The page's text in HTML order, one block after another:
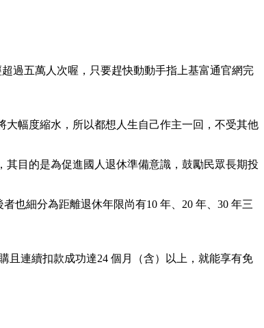
過五萬人次喔，只要趕快動動手指上基富通官網完
幅度縮水，所以都想人生自己作主一回，不受其他
其目的是為促進國人退休準備意識，鼓勵民眾長期投
也細分為距離退休年限尚有10 年、20 年、30 年三
且連續扣款成功達24 個月（含）以上，就能享有免